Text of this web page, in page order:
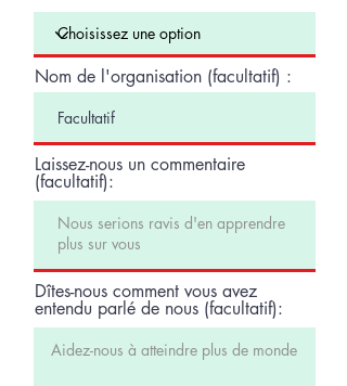
Nom de l'organisation (facultatif) :
Laissez-nous un commentaire
(facultatif):
Dîtes-nous comment vous avez
entendu parlé de nous (facultatif):